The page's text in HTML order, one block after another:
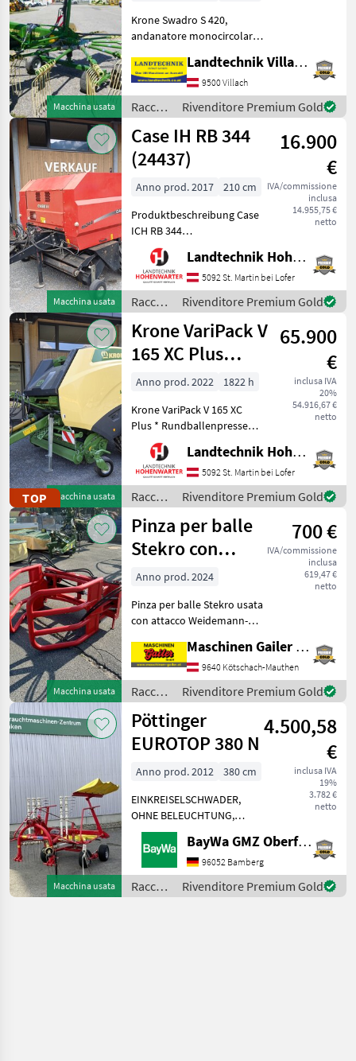
Macchina usata
Krone Swadro S 420,
andanatore monocircolare
portadenti ribaltabili, asse
tandem, ruota di appoggio
anteriore, telaio oscillante
con montanti
Landtechnik Villach GmbH
9500 Villach
Raccolta
mangimi
/ Krone
Rivenditore Premium Gold
Macchina usata
Case IH RB 344
(24437)
16.900
€
IVA/commissione
inclusa
14.955,75 €
netto
Anno prod. 2017
210 cm
Produktbeschreibung Case
ICH RB 344
Rundballenpresse Ich freue
mich, Ihnen im
Maschinenzentrum St.
Martin die Case ICH RB 344
Rundballenpresse
ausführlich vorzustel
Landtechnik Hohenwarter GmbH
5092 St. Martin bei Lofer
Raccolta
mangimi
/ Case
IH
Rivenditore Premium Gold
TOP Macchina usata
Krone VariPack V
165 XC Plus
(26119)
65.900
€
inclusa IVA
20%
54.916,67 €
netto
Anno prod. 2022
1822 h
Krone VariPack V 165 XC
Plus * Rundballenpresse
mit variabler
Ballenkammer und
Schneidwerk * 1.822 Ballen
am Zähler + WW-
Gelenkwelle + 40 Zugöse +
26 Messerschneidwe
Landtechnik Hohenwarter GmbH
5092 St. Martin bei Lofer
Raccolta
mangimi
/ Krone
Rivenditore Premium Gold
Macchina usata
Pinza per balle
Stekro con
attacco
Weidemann-
Fuchs
700 €
IVA/commissione
inclusa
619,47 €
netto
Anno prod. 2024
Pinza per balle Stekro usata
con attacco Weidemann-
balle è dotata di 1 cilindro
DW. Peso proprio circa 200
kg, apertura circa 160 cm. È
nece
Maschinen Gailer GmbH
9640 Kötschach-Mauthen
Raccolta
mangimi
/
Stekro
Rivenditore Premium Gold
Macchina usata
Pöttinger
EUROTOP 380 N
4.500,58
€
inclusa IVA
19%
3.782 €
netto
Anno prod. 2012
380 cm
EINKREISELSCHWADER,
OHNE BELEUCHTUNG,
OHNE WARNTAFELN,
SCHWADTUCH MECH.
KLAPPUNG, TANDEMACHSE,
EIN ZINKENARM LEICHT
VERBOGEN. Tracciasentieri
BayWa GMZ Oberfranken
96052 Bamberg
Raccolta
mangimi
Rivenditore Premium Gold